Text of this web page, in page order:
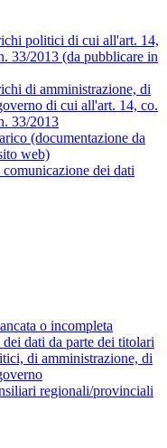
politici di cui all'art. 14,
33/2013 (da pubblicare in
di amministrazione, di
di cui all'art. 14, co.
33/2013
(documentazione da
web)
dei dati
o incompleta
dati da parte dei titolari
di amministrazione, di
regionali/provinciali